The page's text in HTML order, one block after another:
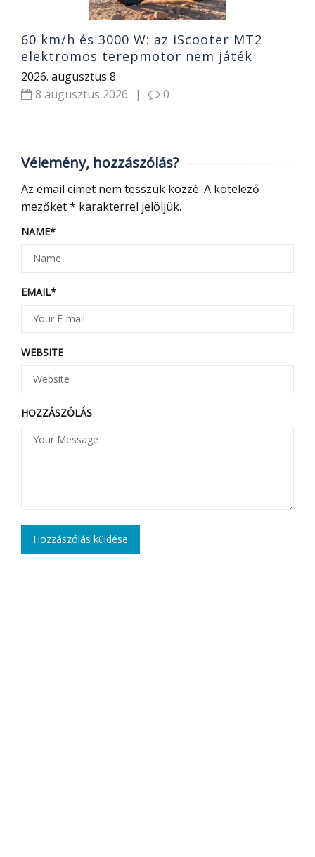
60 km/h és 3000 W: az iScooter MT2
elektromos terepmotor nem játék
2026. augusztus 8.
8 augusztus 2026
| 0
Vélemény, hozzászólás?
Az email címet nem tesszük közzé. A kötelező
mezőket* karakterrel jelöljük.
NAME*
EMAIL*
WEBSITE
HOZZÁSZÓLÁS